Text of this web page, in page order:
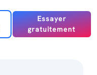
Essayer
gratuitement